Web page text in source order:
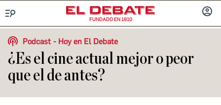
FUNDADO EN 1910
SESIÓN
Podcast
Hoy en El Debate
¿Es el cine actual mejor o peor
que el de antes?